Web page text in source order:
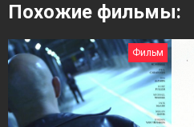
Похожие фильмы:
Фильм